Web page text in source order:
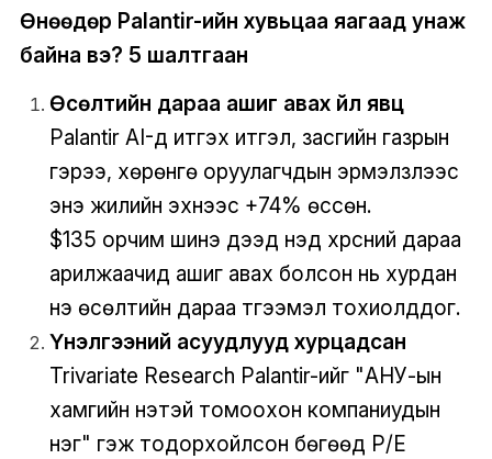
Өнөөдөр Palantir-ийн хувьцаа яагаад унаж
байна вэ? 5 шалтгаан
Өсөлтийн дараа ашиг авах үйл явц
Palantir AI-д итгэх итгэл, засгийн газрын
гэрээ, хөрөнгө оруулагчдын эрмэлзлээс
энэ жилийн эхнээс +74% өссөн.
$135 орчим шинэ дээд үнэд хүрсний дараа
арилжаачид ашиг авах болсон нь хурдан
үнэ өсөлтийн дараа түгээмэл тохиолддог.
Үнэлгээний асуудлууд хурцадсан
Trivariate Research Palantir-ийг "АНУ-ын
хамгийн үнэтэй томоохон компаниудын
нэг" гэж тодорхойлсон бөгөөд P/E